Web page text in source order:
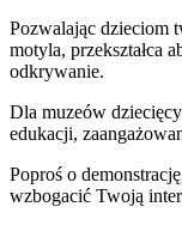
Pozwalając dzieciom
motyla, przekształca
odkrywanie.
Dla muzeów
edukacji,
Poproś o
wzbogacić Twoją